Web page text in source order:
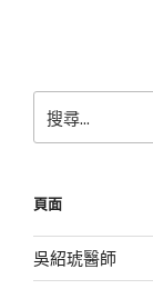
尋
字:
頁面
吳紹琥醫師